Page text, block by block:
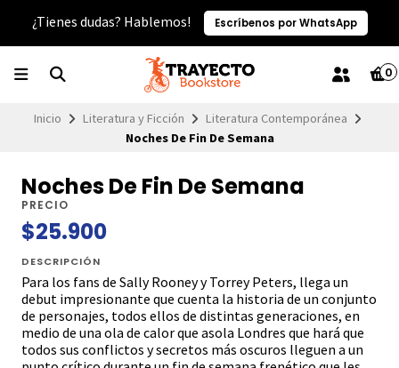
¿Tienes dudas? Hablemos! Escríbenos por WhatsApp
0
Inicio Literatura y Ficción
Literatura Contemporánea
Noches De Fin De Semana
Noches De Fin De Semana
PRECIO
$25.900
DESCRIPCIÓN
Para los fans de Sally Rooney y Torrey Peters, llega un
debut impresionante que cuenta la historia de un conjunto
de personajes, todos ellos de distintas generaciones, en
medio de una ola de calor que asola Londres que hará que
todos sus conflictos y secretos más oscuros lleguen a un